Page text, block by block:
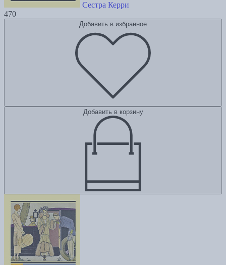
Сестра Керри
470
Добавить в избранное
Добавить в корзину